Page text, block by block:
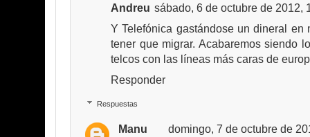
Andreu sábado, 6 de octubre de 2012,
Y Telefónica gastándose un dineral
tener que migrar. Acabaremos siendo
telcos con las líneas más caras de
Responder
Respuestas
Manu
domingo, 7 de octubre de